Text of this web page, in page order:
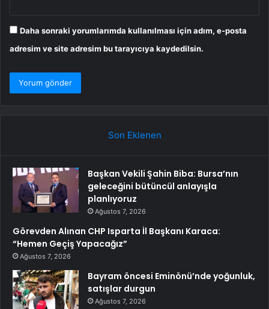
Daha sonraki yorumlarımda kullanılması için adım, e-posta
adresim ve site adresim bu tarayıcıya kaydedilsin.
Son Eklenen
Başkan Vekili Şahin Biba: Bursa’nın
geleceğini bütüncül anlayışla
planlıyoruz
Ağustos 7, 2026
Görevden Alınan CHP Isparta İl Başkanı Karaca:
“Hemen Geçiş Yapacağız”
Ağustos 7, 2026
Bayram öncesi Eminönü’nde yoğunluk,
satışlar durgun
Ağustos 7, 2026